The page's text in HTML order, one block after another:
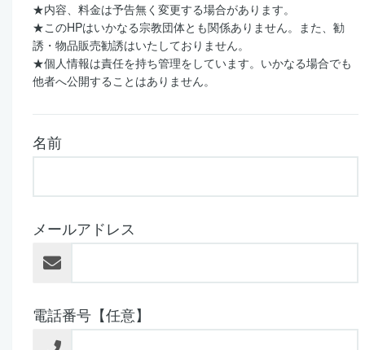
★内容、料金は予告無く変更する場合があります。
★このHPはいかなる宗教団体とも関係ありません。また、勧
誘・物品販売勧誘はいたしておりません。
★個人情報は責任を持ち管理をしています。いかなる場合でも
他者へ公開することはありません。
名前
メールアドレス
電話番号【任意】